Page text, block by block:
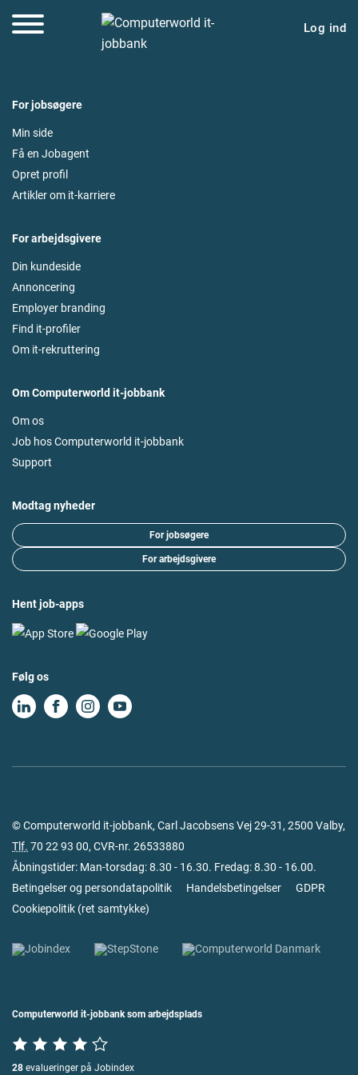
Log ind
For jobsøgere
Min side
Få en Jobagent
Opret profil
Artikler om it-karriere
For arbejdsgivere
Din kundeside
Annoncering
Employer branding
Find it-profiler
Om it-rekruttering
Om Computerworld it-jobbank
Om os
Job hos Computerworld it-jobbank
Support
Modtag nyheder
For jobsøgere
For arbejdsgivere
Hent job-apps
Følg os
© Computerworld it-jobbank, Carl Jacobsens Vej 29-31, 2500 Valby,
Tlf. 70 22 93 00, CVR-nr. 26533880
Åbningstider: Man-torsdag: 8.30 - 16.30. Fredag: 8.30 - 16.00.
Betingelser og persondatapolitik
Handelsbetingelser
GDPR
Cookiepolitik (ret samtykke)
Computerworld it-jobbank som arbejdsplads
28 evalueringer på Jobindex